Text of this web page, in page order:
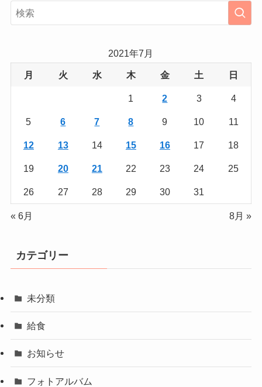
2021年7月
月 火 水 木 金 土 日
1 2 3 4
5 6 7 8 9 10 11
12 13 14 15 16 17 18
19 20 21 22 23 24 25
26 27 28 29 30 31
« 6月 8月 »
カテゴリー
未分類
給食
お知らせ
フォトアルバム